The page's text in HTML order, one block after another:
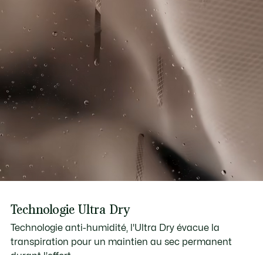
Technologie Ultra Dry
Technologie anti-humidité, l'Ultra Dry évacue la
transpiration pour un maintien au sec permanent